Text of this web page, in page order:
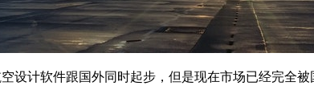
设计软件跟国外同时起步，但是现在市场已经完全